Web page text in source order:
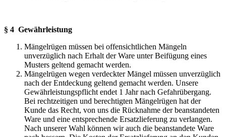
§ 4 Gewährleistung
Mängelrügen müssen bei offensichtlichen Mängeln
unverzüglich nach Erhalt der Ware unter Beifügung eines
Musters geltend gemacht werden.
Mängelrügen wegen verdeckter Mängel müssen unverzüglich
nach der Entdeckung geltend gemacht werden. Unsere
Gewährleistungspflicht endet 1 Jahr nach Gefahrübergang.
Bei rechtzeitigen und berechtigten Mängelrügen hat der
Kunde das Recht, von uns die Rücknahme der beanstandeten
Ware und eine entsprechende Ersatzlieferung zu verlangen.
Nach unserer Wahl können wir auch die beanstandete Ware